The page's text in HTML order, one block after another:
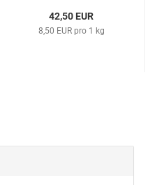
42,50 EUR
8,50 EUR pro 1 kg